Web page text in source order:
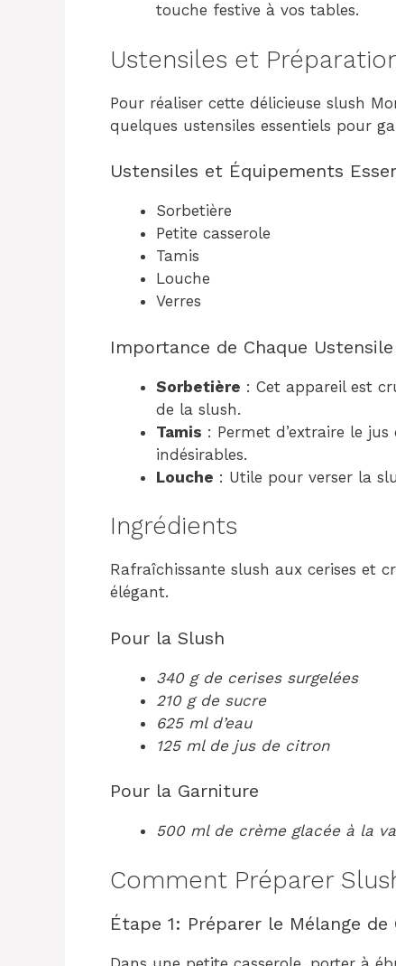
touche festive à vos tables.
Ustensiles et
Pour réaliser cette délicieuse slush
quelques ustensiles essentiels pour
Ustensiles et Équipements
Sorbetière
Petite casserole
Tamis
Louche
Verres
Importance de Chaque Ustensile
Sorbetière : Cet appareil est
de la slush.
Tamis : Permet d’extraire le
indésirables.
Louche : Utile pour verser la
Ingrédients
Rafraîchissante slush aux cerises et
élégant.
Pour la Slush
340 g de cerises surgelées
210 g de sucre
625 ml d’eau
125 ml de jus de citron
Pour la Garniture
500 ml de crème glacée à la
Comment Préparer
Étape 1: Préparer le Mélange de